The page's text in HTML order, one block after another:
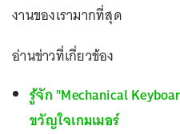
งานของเรามากที่สุด
อ่านข่าวที่เกี่ยวข้อง
รู้จัก "Mechanical
ขวัญใจเกมเมอร์